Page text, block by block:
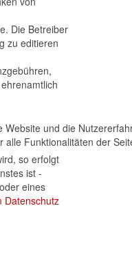
Die Betreiber
zu editieren
so erfolgt
ist -
eines
Datenschutz
und die
Funktionalitäten der